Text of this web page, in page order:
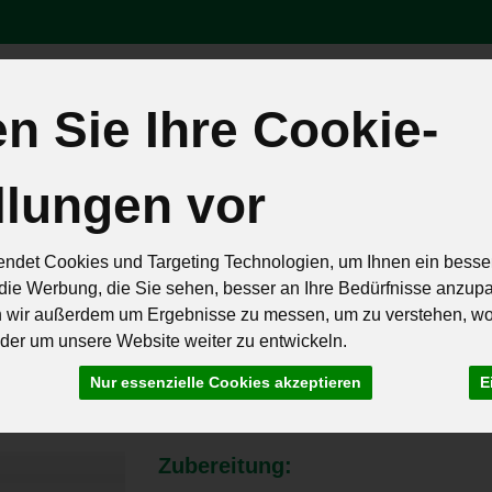
Sie Ihre Cookie-
vor
Cookies und Targeting Technologien, um Ihnen ein
Werbung, die Sie sehen, besser an Ihre Bedürfnisse
außerdem um Ergebnisse zu messen, um zu verstehen,
um unsere Website weiter zu entwickeln.
Nur essenzielle Cookies akzeptieren
Brot & Eier Feinkost & Geschenke
Rezepte
mit Feta und
Zubereitung: